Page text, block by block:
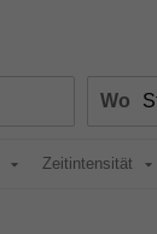
Wo
Zeitintensität